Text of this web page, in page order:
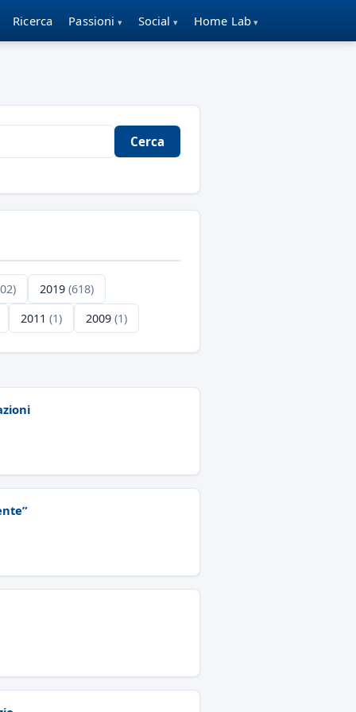
Ricerca Passioni Social Home Lab
Cerca
2019 (618)
2011 (1) 2009 (1)